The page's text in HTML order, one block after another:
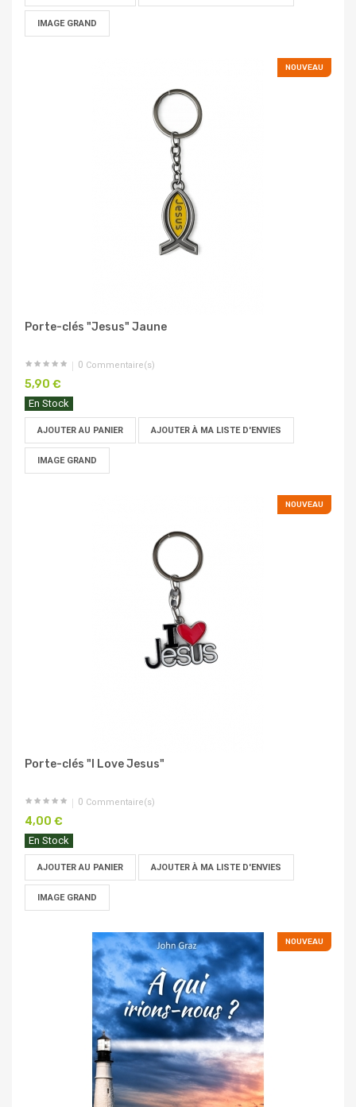
IMAGE GRAND
NOUVEAU
Porte-clés "Jesus" Jaune
0 Commentaire(s)
5,90 €
En Stock
AJOUTER AU PANIER AJOUTER À MA LISTE D'ENVIES
IMAGE GRAND
NOUVEAU
Porte-clés "I Love Jesus"
0 Commentaire(s)
4,00 €
En Stock
AJOUTER AU PANIER AJOUTER À MA LISTE D'ENVIES
IMAGE GRAND
NOUVEAU